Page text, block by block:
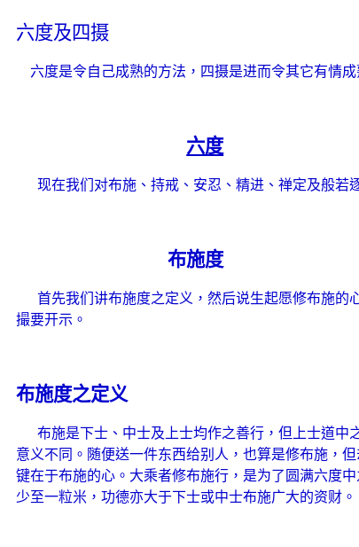
六度及四摄
六度是令自己成熟的方法，四摄是进而令其它有情成
六度
现在我们对布施、持戒、安忍、精进、禅定及般若
布施度
首先我们讲布施度之定义，然后说生起愿修布施的
撮要开示。
布施度之定义
布施是下士、中士及上士均作之善行，但上士道中
意义不同。随便送一件东西给别人，也算是修布施，
键在于布施的心。大乘者修布施行，是为了圆满六度
少至一粒米，功德亦大于下士或中士布施广大的资财。